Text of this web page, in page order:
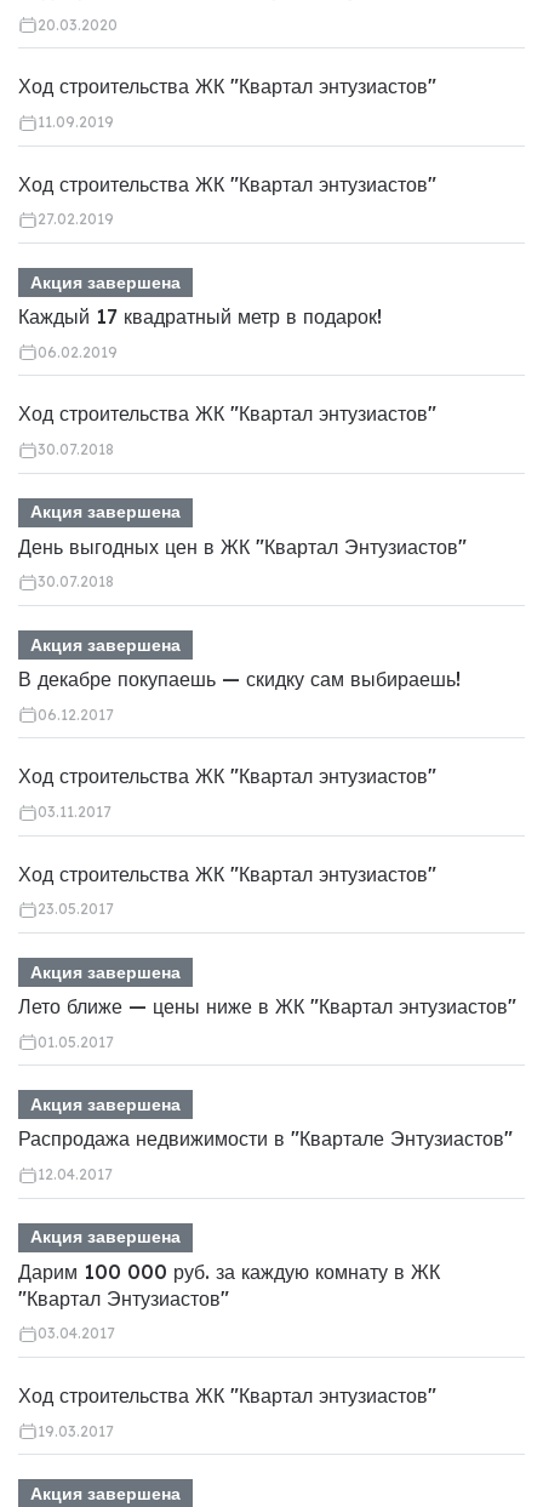
20.03.2020
Ход строительства ЖК "Квартал энтузиастов"
11.09.2019
Ход строительства ЖК "Квартал энтузиастов"
27.02.2019
Акция завершена
Каждый 17 квадратный метр в подарок!
06.02.2019
Ход строительства ЖК "Квартал энтузиастов"
30.07.2018
Акция завершена
День выгодных цен в ЖК "Квартал Энтузиастов"
30.07.2018
Акция завершена
В декабре покупаешь — скидку сам выбираешь!
06.12.2017
Ход строительства ЖК "Квартал энтузиастов"
03.11.2017
Ход строительства ЖК "Квартал энтузиастов"
23.05.2017
Акция завершена
Лето ближе — цены ниже в ЖК "Квартал энтузиастов"
01.05.2017
Акция завершена
Распродажа недвижимости в "Квартале Энтузиастов"
12.04.2017
Акция завершена
Дарим 100 000 руб. за каждую комнату в ЖК
"Квартал Энтузиастов"
03.04.2017
Ход строительства ЖК "Квартал энтузиастов"
19.03.2017
Акция завершена